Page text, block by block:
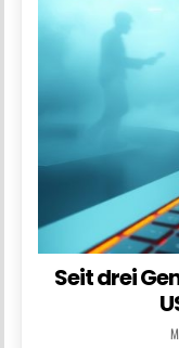
Seit drei